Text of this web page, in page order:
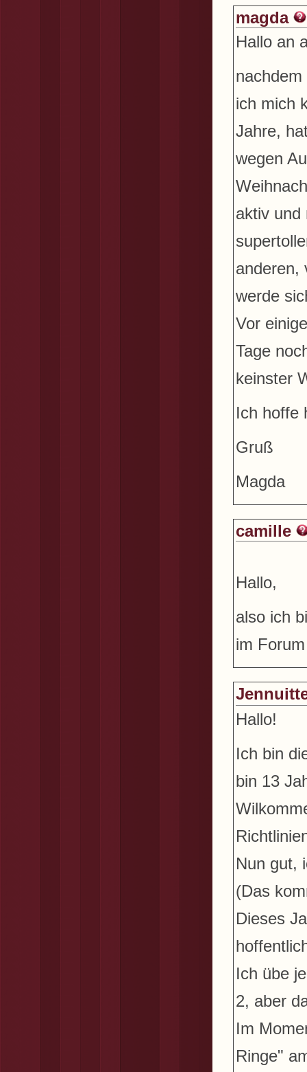
magda
Hallo an
ich mich
Jahre,
wegen
aktiv und
anderen,
werde
Vor
Tage
keinster
Ich hoffe
Gruß
Magda
camille
Hallo,
also ich
im
Hallo!
Ich bin
bin 13
Nun gut,
(Das
Dieses
Ich übe
2, aber
Im
Ringe"